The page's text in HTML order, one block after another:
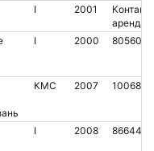
I 2001
Контакт.
аренда
I 2000 8056007
КМС 2007 1006887
I 2008 8664433